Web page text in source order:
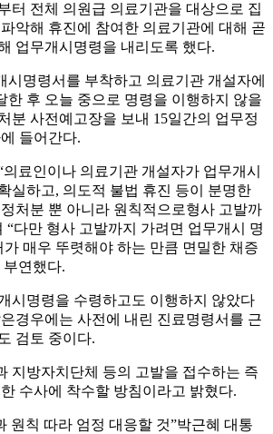
터 전체 의원급 의료기관을 대상으로 집
악해 휴진에 참여한 의료기관에 대해 곧
업무개시명령을 내리도록 했다.
명령서를 부착하고 의료기관 개설자에
한 후 오늘 중으로 명령을 이행하지 않을
분 사전예고장을 보내 15일간의 업무정
들어간다.
료인이나 의료기관 개설자가 업무개시
실하고, 의도적 불법 휴진 등이 분명한
처분 뿐 아니라 원칙적으로형사 고발까
“다만 형사 고발까지 가려면 업무개시 명
매우 뚜렷해야 하는 만큼 면밀한 채증
부연했다.
시명령을 수령하고도 이행하지 않았다
경우에는 사전에 내린 진료명령서를 근
검토 중이다.
지방자치단체 등의 고발을 접수하는 즉
수사에 착수할 방침이라고 밝혔다.
칙 따라 엄정 대응할 것”박근혜 대통